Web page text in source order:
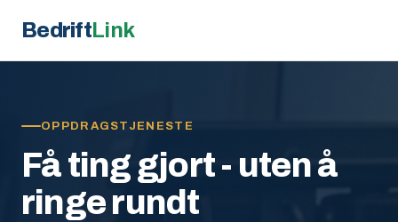
BedriftLink
OPPDRAGSTJENESTE
Få ting gjort - uten å
ringe rundt